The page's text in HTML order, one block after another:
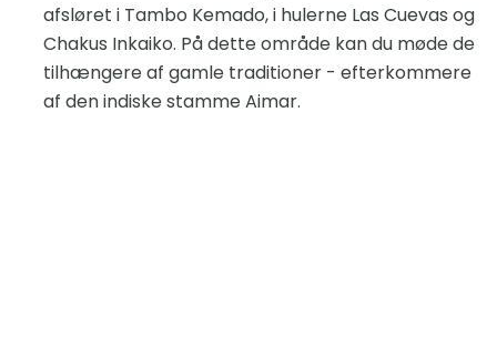
afsløret i Tambo Kemado, i hulerne Las Cuevas og
Chakus Inkaiko. På dette område kan du møde de
tilhængere af gamle traditioner - efterkommere
af den indiske stamme Aimar.